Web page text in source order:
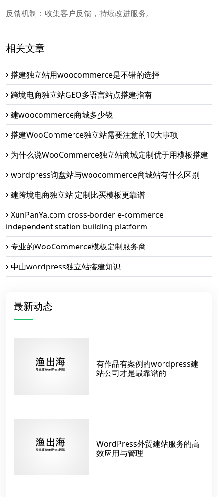
反馈机制：收集客户反馈，持续改进服务。
相关文章
搭建独立站用woocommerce是不错的选择
跨境电商独立站GEO多语言站点搭建指南
建woocommerce商城多少钱
搭建WooCommerce独立站需要注意的10大事项
为什么说WooCommerce独立站商城定制优于用模板搭建
wordpress询盘站与woocommerce商城站有什么区别
建跨境电商独立站 定制比买模板更靠谱
XunPanYa.com cross-border e-commerce
independent station building platform
专业的WooCommerce模板定制服务商
中山wordpress独立站搭建知识
最新动态
有作品有案例的wordpress建
站公司才是最靠谱的
WordPress外贸建站服务的高
效应用与管理